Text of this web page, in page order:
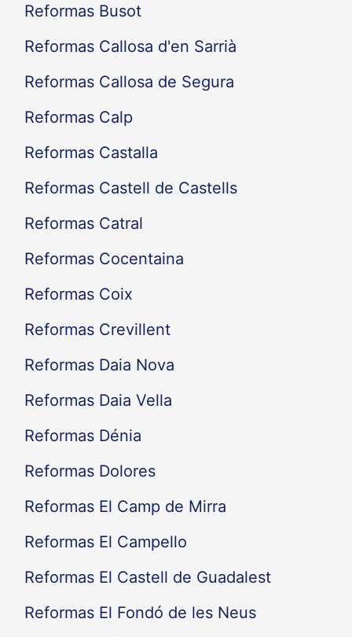
Reformas Busot
Reformas Callosa d'en Sarrià
Reformas Callosa de Segura
Reformas Calp
Reformas Castalla
Reformas Castell de Castells
Reformas Catral
Reformas Cocentaina
Reformas Coix
Reformas Crevillent
Reformas Daia Nova
Reformas Daia Vella
Reformas Dénia
Reformas Dolores
Reformas El Camp de Mirra
Reformas El Campello
Reformas El Castell de Guadalest
Reformas El Fondó de les Neus